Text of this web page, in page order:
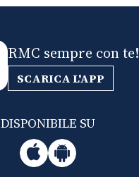
RMC sempre con te!
SCARICA L'APP
DISPONIBILE SU